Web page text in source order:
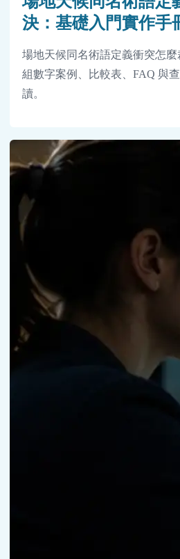
決：基礎入門實作手
場地天候同名術語定義衝突怎
組數字案例、比較表、FAQ 與
讀。